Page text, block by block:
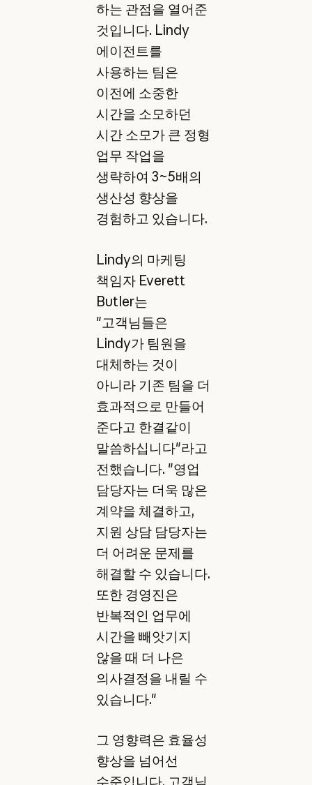
하는 관점을 열어준
것입니다. Lindy
에이전트를
사용하는 팀은
이전에 소중한
시간을 소모하던
시간 소모가 큰 정형
업무 작업을
생략하여 3~5배의
생산성 향상을
경험하고 있습니다.
Lindy의 마케팅
책임자 Everett
Butler는
"고객님들은
Lindy가 팀원을
대체하는 것이
아니라 기존 팀을 더
효과적으로 만들어
준다고 한결같이
말씀하십니다"라고
전했습니다. "영업
담당자는 더욱 많은
계약을 체결하고,
지원 상담 담당자는
더 어려운 문제를
해결할 수 있습니다.
또한 경영진은
반복적인 업무에
시간을 빼앗기지
않을 때 더 나은
의사결정을 내릴 수
있습니다."
그 영향력은 효율성
향상을 넘어선
수준입니다. 고객님